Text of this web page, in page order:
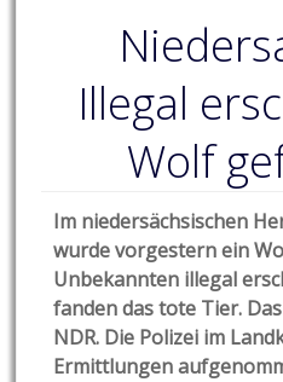
Illegal
Wolf
Im niedersächsischen
wurde vorgestern ein
Unbekannten illegal
fanden das tote Tier.
NDR. Die Polizei im
Ermittlungen